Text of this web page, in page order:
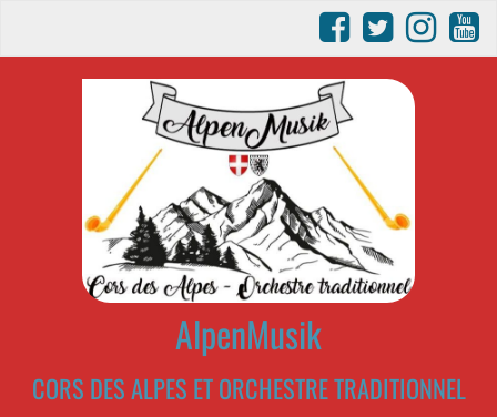
AlpenMusik
CORS DES ALPES ET ORCHESTRE TRADITIONNEL